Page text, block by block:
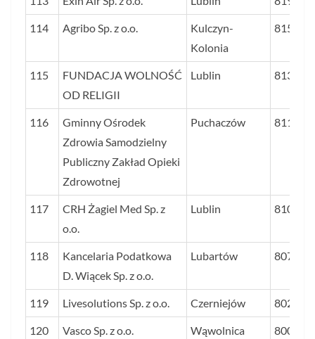
114 Agribo Sp. z o.o.
Kulczyn-
Kolonia
815
115
FUNDACJA WOLNOŚĆ
OD RELIGII
Lublin 813
116
Gminny Ośrodek
Zdrowia Samodzielny
Publiczny Zakład Opieki
Zdrowotnej
Puchaczów 811
117
CRH Żagiel Med Sp. z
o.o.
Lublin 810
118
Kancelaria Podatkowa
D. Wiącek Sp. z o.o.
Lubartów 807
119 Livesolutions Sp. z o.o. Czerniejów 802
120 Vasco Sp. z o.o. Wąwolnica 800